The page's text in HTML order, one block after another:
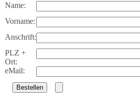
Name:
Vorname:
Anschrift:
PLZ +
Ort:
eMail: